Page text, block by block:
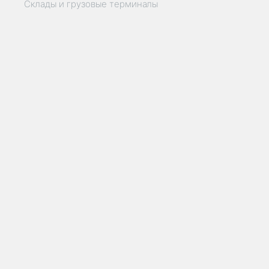
Склады и грузовые терминалы